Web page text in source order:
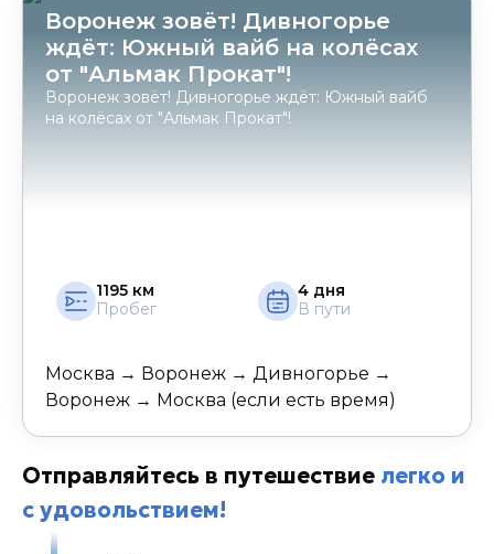
Воронеж зовёт! Дивногорье
ждёт: Южный вайб на колёсах
от "Альмак Прокат"!
Воронеж зовёт! Дивногорье ждёт: Южный вайб
на колёсах от "Альмак Прокат"!
1195 км
Пробег
4 дня
В пути
Москва → Воронеж → Дивногорье →
Воронеж → Москва (если есть время)
Отправляйтесь в путешествие легко и
с удовольствием!